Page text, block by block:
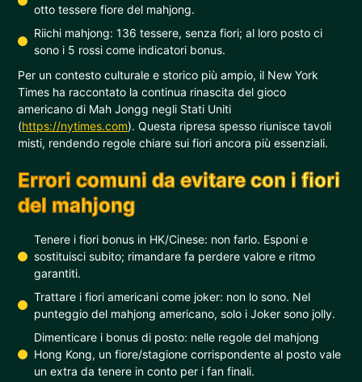
otto tessere fiore del mahjong.
Riichi mahjong: 136 tessere, senza fiori; al loro posto ci
sono i 5 rossi come indicatori bonus.
Per un contesto culturale e storico più ampio, il New York
Times ha raccontato la continua rinascita del gioco
americano di Mah Jongg negli Stati Uniti
(https://nytimes.com). Questa ripresa spesso riunisce tavoli
misti, rendendo regole chiare sui fiori ancora più essenziali.
Errori comuni da evitare con i fiori
del mahjong
Tenere i fiori bonus in HK/Cinese: non farlo. Esponi e
sostituisci subito; rimandare fa perdere valore e ritmo
garantiti.
Trattare i fiori americani come joker: non lo sono. Nel
punteggio del mahjong americano, solo i Joker sono jolly.
Dimenticare i bonus di posto: nelle regole del mahjong
Hong Kong, un fiore/stagione corrispondente al posto vale
un extra da tenere in conto per i fan finali.